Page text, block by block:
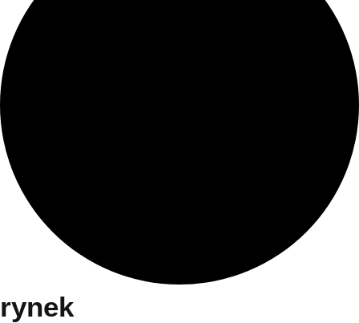
rynek